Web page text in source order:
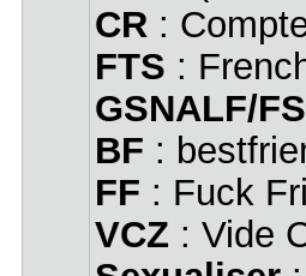
CR :
FTS :
GSNALF/
BF :
FF : Fuck
VCZ : Vide